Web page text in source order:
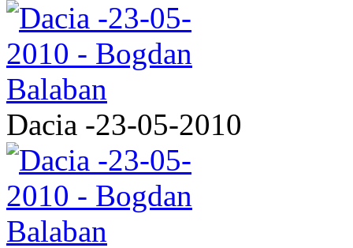
Dacia -23-05-2010